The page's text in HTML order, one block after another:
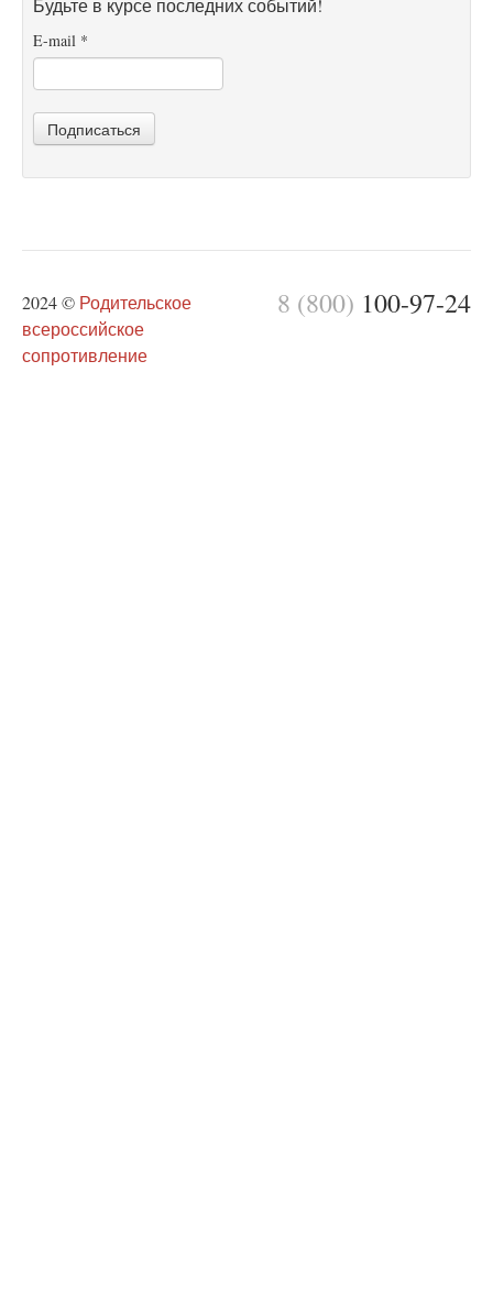
Будьте в курсе последних событий!
E-mail *
Подписаться
8 (800) 100-97-24
2024 © Родительское
всероссийское
сопротивление